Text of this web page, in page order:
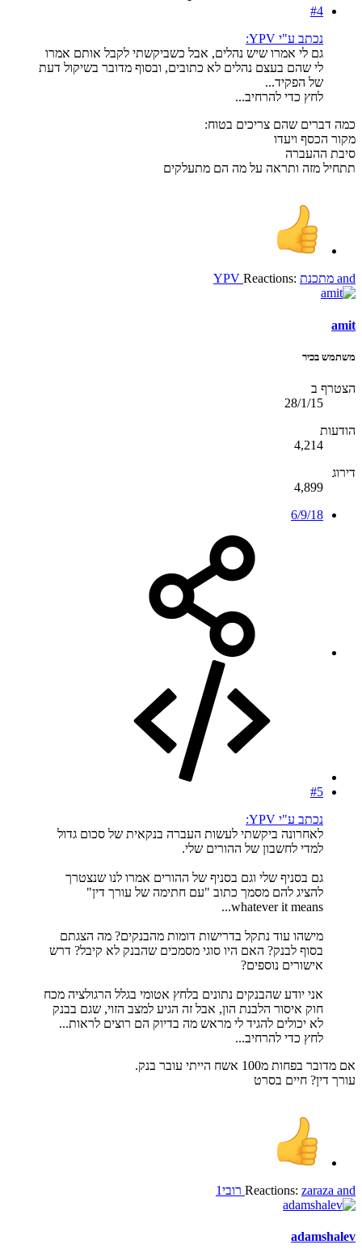
#4
נכתב ע"י YPV:
גם לי אמרו שיש נהלים, אבל כשביקשתי לקבל אותם אמרו
לי שהם בעצם נהלים לא כתובים, ובסוף מדובר בשיקול דעת
של הפקיד...
לחץ כדי להרחיב...
כמה דברים שהם צריכים בטוח:
מקור הכסף ויעדו
סיבת ההעברה
תתחיל מזה ותראה על מה הם מתעלקים
Reactions: מתכנת and
YPV
amit
משתמש בכיר
הצטרף ב
28/1/15
הודעות
4,214
דירוג
4,899
6/9/18
#5
נכתב ע"י YPV:
לאחרונה ביקשתי לעשות העברה בנקאית של סכום גדול
למדי לחשבון של ההורים שלי.
גם בסניף שלי וגם בסניף של ההורים אמרו לנו שנצטרך
להציג להם מסמך כתוב "עם חתימה של עורך דין"
whatever it means...
מישהו עוד נתקל בדרישות דומות מהבנקים? מה הצגתם
בסוף לבנק? האם היו סוגי מסמכים שהבנק לא קיבל? דרש
אישורים נוספים?
אני יודע שהבנקים נתונים בלחץ אטומי בגלל הרגולציה מכח
חוק איסור הלבנת הון, אבל זה הגיע למצב הזוי, שגם בבנק
לא יכולים להגיד לי מראש מה בדיוק הם רוצים לראות...
לחץ כדי להרחיב...
אם מדובר בפחות מ100 אשח הייתי עובר בנק.
עורך דין? חיים בסרט
Reactions: zaraza and רובי1
adamshalev